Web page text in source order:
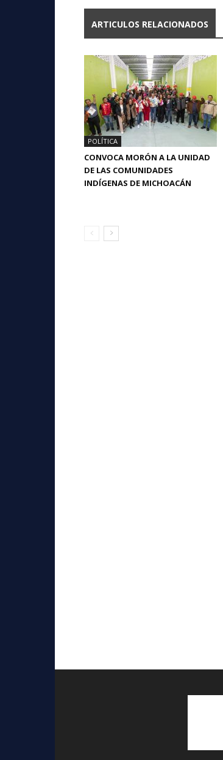
ARTICULOS RELACIONADOS
POLÍTICA
CONVOCA MORÓN A LA UNIDAD
DE LAS COMUNIDADES
INDÍGENAS DE MICHOACÁN